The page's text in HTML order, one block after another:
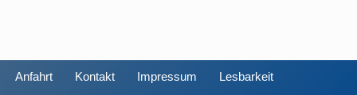
Anfahrt Kontakt Impressum Lesbarkeit